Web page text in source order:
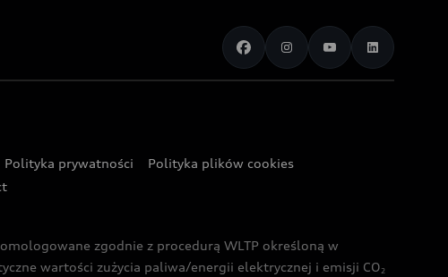
Polityka prywatności
Polityka plików cookies
zgodnie z procedurą WLTP określoną w
wartości zużycia paliwa/energii elektrycznej i emisji CO2